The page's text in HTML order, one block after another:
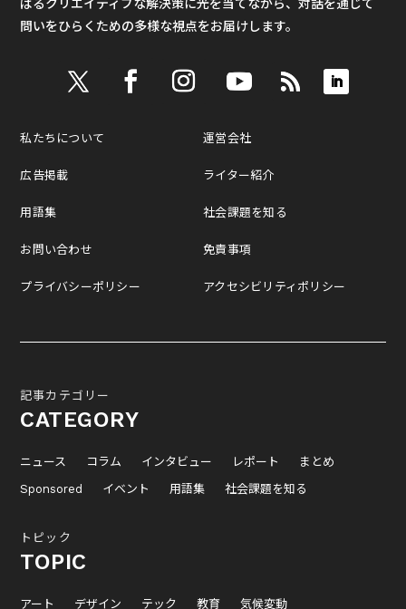
ばるクリエイティブな解決策に光を当てながら、対話を通じて
問いをひらくための多様な視点をお届けします。
私たちについて
広告掲載
用語集
お問い合わせ
プライバシーポリシー
運営会社
ライター紹介
社会課題を知る
免責事項
アクセシビリティポリシー
記事カテゴリー
CATEGORY
ニュース コラム インタビュー レポート
まとめ
Sponsored
イベント 用語集 社会課題を知る
トピック
TOPIC
アート デザイン テック 教育 気候変動